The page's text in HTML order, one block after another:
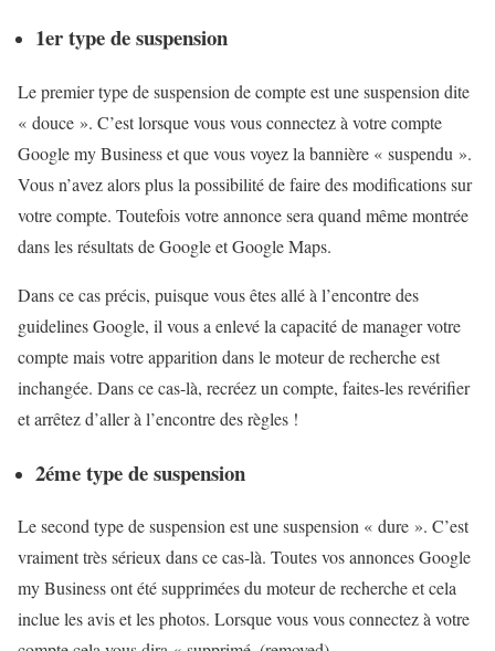
1er type de suspension
Le premier type de suspension de compte est une suspension dite
« douce ». C’est lorsque vous vous connectez à votre compte
Google my Business et que vous voyez la bannière « suspendu ».
Vous n’avez alors plus la possibilité de faire des modifications sur
votre compte. Toutefois votre annonce sera quand même montrée
dans les résultats de Google et Google Maps.
Dans ce cas précis, puisque vous êtes allé à l’encontre des
guidelines Google, il vous a enlevé la capacité de manager votre
compte mais votre apparition dans le moteur de recherche est
inchangée. Dans ce cas-là, recréez un compte, faites-les revérifier
et arrêtez d’aller à l’encontre des règles !
2éme type de suspension
Le second type de suspension est une suspension « dure ». C’est
vraiment très sérieux dans ce cas-là. Toutes vos annonces Google
my Business ont été supprimées du moteur de recherche et cela
inclue les avis et les photos. Lorsque vous vous connectez à votre